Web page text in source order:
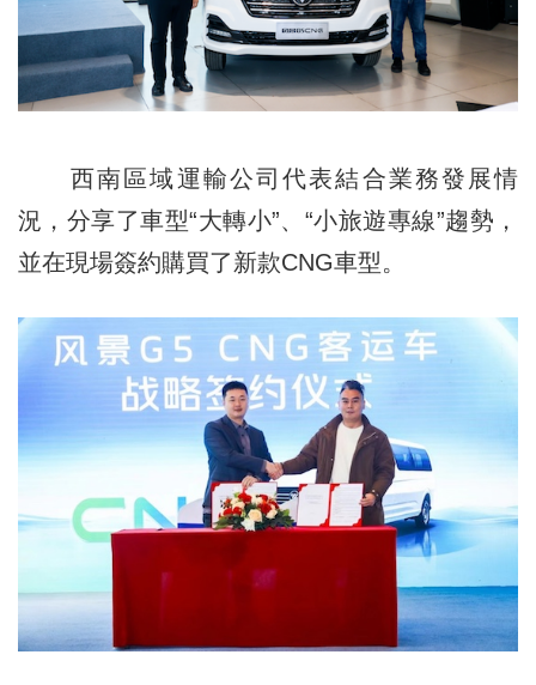
西南區域運輸公司代表結合業務發展情
況，分享了車型“大轉小”、“小旅遊專線”趨勢，
並在現場簽約購買了新款CNG車型。